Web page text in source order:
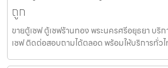
ถูก
ขายตู้เซฟ ตู้เซฟร้านทอง พระนครศรีอยุธยา บริ
เซฟ ติดต่อสอบถามได้ตลอด พร้อมให้บริการทั่ว